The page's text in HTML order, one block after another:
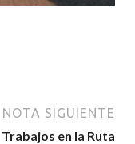
NOTA SIGUIENTE
Trabajos en la Ruta